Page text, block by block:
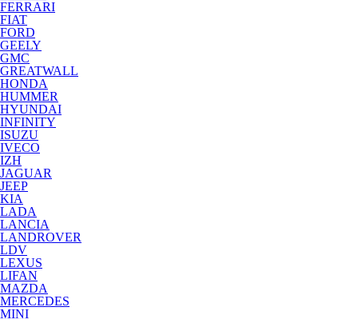
FERRARI
FIAT
FORD
GEELY
GMC
GREATWALL
HONDA
HUMMER
HYUNDAI
INFINITY
ISUZU
IVECO
IZH
JAGUAR
JEEP
KIA
LADA
LANCIA
LANDROVER
LDV
LEXUS
LIFAN
MAZDA
MERCEDES
MINI